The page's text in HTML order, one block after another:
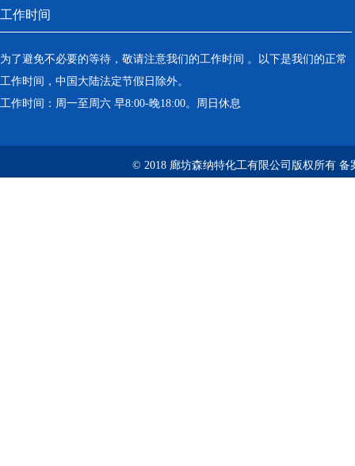
工作时间
为了避免不必要的等待，敬请注意我们的工作时间 。以下是我们的正常
工作时间，中国大陆法定节假日除外。
工作时间：周一至周六 早8:00-晚18:00。周日休息
© 2018 廊坊森纳特化工有限公司版权所有 备